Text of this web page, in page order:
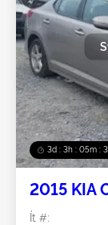
3d : 3h : 05m :
2015 KIA
Ít #: